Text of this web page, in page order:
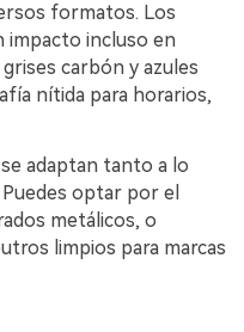
formatos. Los
impacto incluso en
carbón y azules
nítida para horarios,
adaptan tanto a lo
optar por el
metálicos, o
limpios para marcas